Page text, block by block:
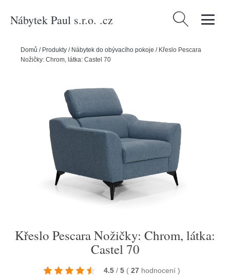
Nábytek Paul s.r.o. .cz Vyhledávání
Domů / Produkty / Nábytek do obývacího pokoje / Křeslo Pescara
Nožičky: Chrom, látka: Castel 70
Křeslo Pescara Nožičky: Chrom, látka:
Castel 70
4.5 / 5 ( 27 hodnocení )